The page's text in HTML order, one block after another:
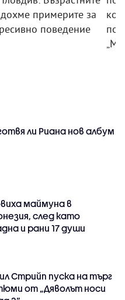
примерите за
поведение
ли Риана нов албум
маймуна в
след като
и рани 17 души
Стрийп пуска на търг
от „Дяволът носи